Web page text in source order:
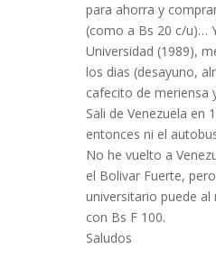
para ahorra y
(como a Bs 20 c/u)…
Universidad (1989),
los dias (desayuno,
cafecito de meriensa
Sali de Venezuela en
entonces ni el
No he vuelto a
el Bolivar Fuerte,
universitario puede
con Bs F 100.
Saludos